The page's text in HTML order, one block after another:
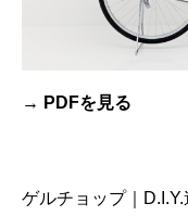
→ PDFを見る
ゲルチョップ｜